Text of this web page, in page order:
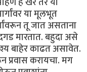
या मूलभूत
तू जात असताना
मारतात. बहुदा असे
बाहेर काढत असावेत.
प्रवास करायचा. मग